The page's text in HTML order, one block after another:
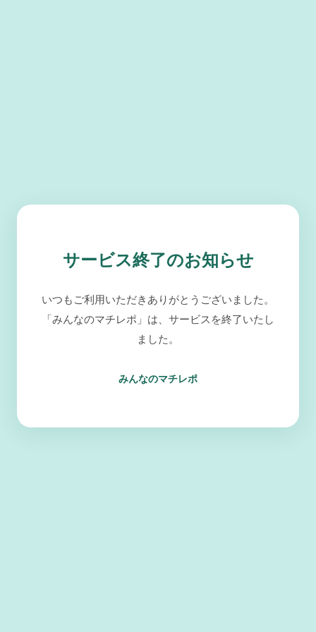
サービス終了のお知らせ
いつもご利用いただきありがとうございました。
「みんなのマチレポ」は、サービスを終了いたし
ました。
みんなのマチレポ